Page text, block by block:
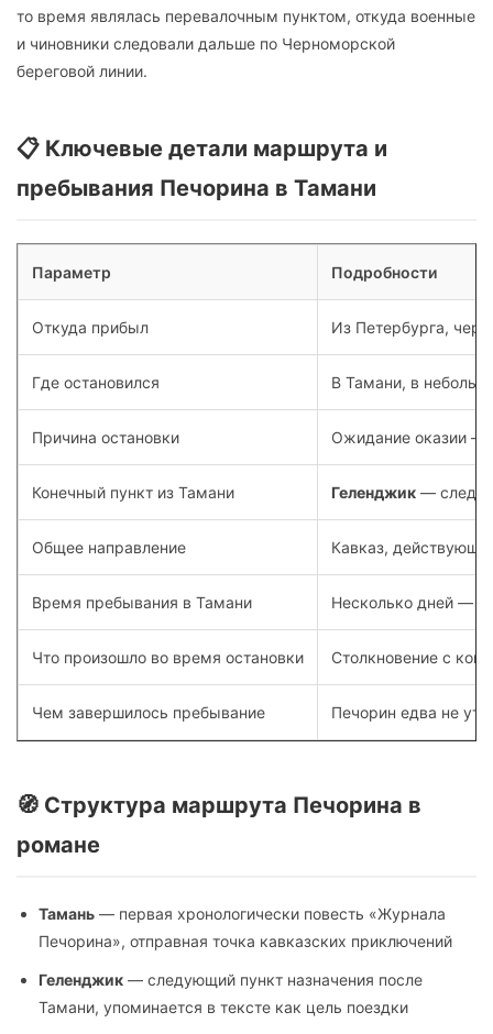
то время являлась перевалочным пунктом, откуда военные
и чиновники следовали дальше по Черноморской
береговой линии.
📋 Ключевые детали маршрута и
пребывания Печорина в Тамани
Параметр Подробности
Откуда прибыл Из Петербурга,
Где остановился В Тамани, в
Причина остановки Ожидание оказии —
Конечный пункт из Тамани Геленджик —
Общее направление Кавказ,
Время пребывания в Тамани Несколько дней —
Что произошло во время остановки Столкновение с
Чем завершилось пребывание Печорин едва не
🧭 Структура маршрута Печорина в
романе
Тамань — первая хронологически повесть «Журнала
Печорина», отправная точка кавказских приключений
Геленджик — следующий пункт назначения после
Тамани, упоминается в тексте как цель поездки